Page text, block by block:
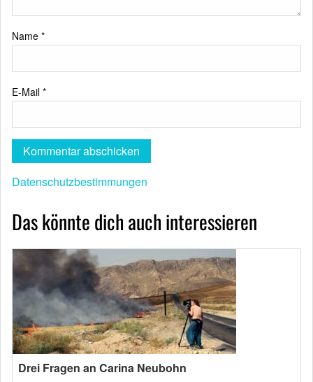
Name *
E-Mail *
Datenschutzbestimmungen
Das könnte dich auch interessieren
Drei Fragen an Carina Neubohn